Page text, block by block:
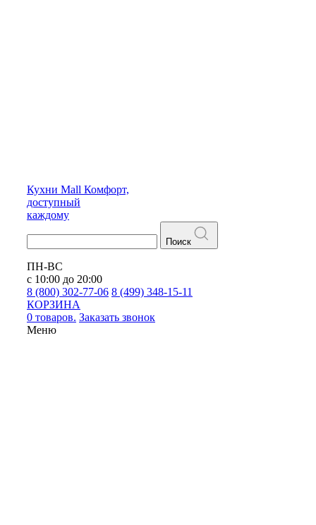
Кухни Mall Комфорт,
доступный
каждому
Поиск
ПН-ВС
с 10:00 до 20:00
8 (800) 302-77-06 8 (499) 348-15-11
КОРЗИНА
0 товаров. Заказать звонок
Меню